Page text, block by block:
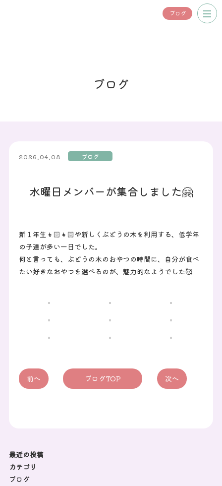
ブログ
ブログ
2026.04.08 ブログ
水曜日メンバーが集合しました🤗
新１年生👦🏻👧🏻や新しくぶどうの木を利用する、低学年
の子達が多い一日でした。
何と言っても、ぶどうの木のおやつの時間に、自分が食べ
たい好きなおやつを選べるのが、魅力的なようでした🥰
前へ ブログTOP 次へ
最近の投稿
カテゴリ
ブログ